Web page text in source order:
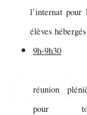
l’internat pour
élèves hébergés
9h-9h30
réunion
pour
le béton de